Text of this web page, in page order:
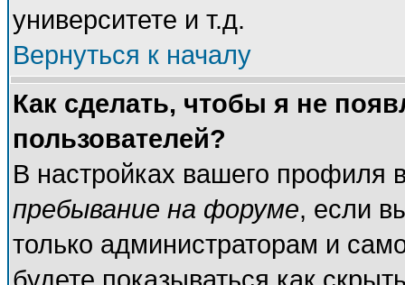
университете и т.д.
Вернуться к началу
Как сделать, чтобы я не
пользователей?
В настройках вашего профиля
пребывание на форуме, если
только администраторам и